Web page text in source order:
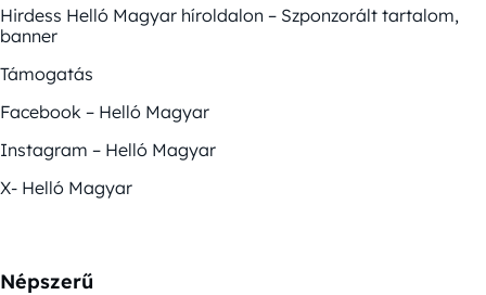
Hirdess Helló Magyar híroldalon – Szponzorált tartalom,
banner
Támogatás
Facebook – Helló Magyar
Instagram – Helló Magyar
X- Helló Magyar
Népszerű